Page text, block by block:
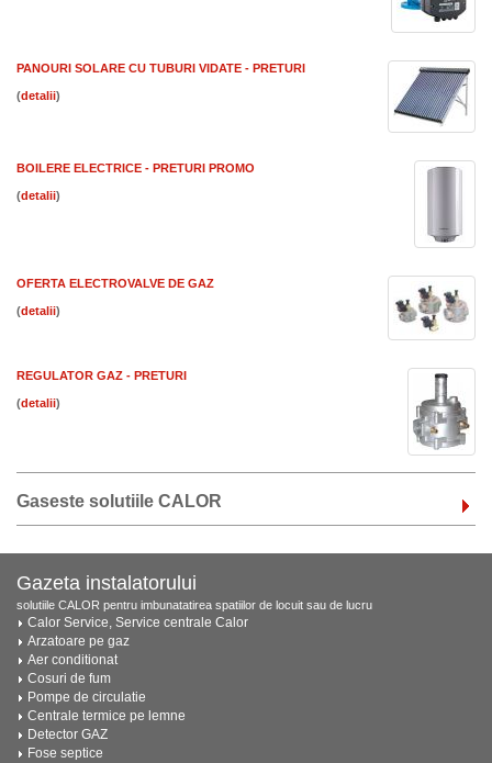
PANOURI SOLARE CU TUBURI VIDATE - PRETURI
( )
BOILERE ELECTRICE - PRETURI PROMO
( )
OFERTA ELECTROVALVE DE GAZ
( )
REGULATOR GAZ - PRETURI
( )
Gaseste solutiile CALOR
Gazeta instalatorului
solutiile CALOR pentru imbunatatirea spatiilor de locuit sau de lucru
Calor Service, Service centrale Calor
Arzatoare pe gaz
Aer conditionat
Cosuri de fum
Pompe de circulatie
Centrale termice pe lemne
Detector GAZ
Fose septice